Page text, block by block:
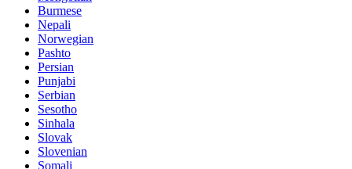
Burmese
Nepali
Norwegian
Pashto
Persian
Punjabi
Serbian
Sesotho
Sinhala
Slovak
Slovenian
Somali